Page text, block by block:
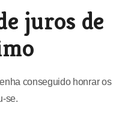
juros de
conseguido honrar os
se.